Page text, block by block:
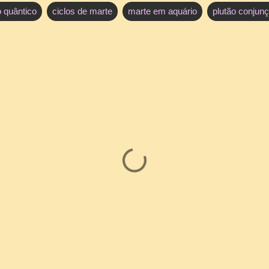
quântico ciclos de marte marte em aquário plutão